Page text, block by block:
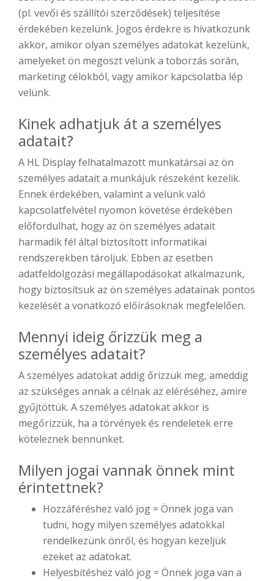
(pl. vevői és szállítói szerződések) teljesítése
érdekében kezelünk. Jogos érdekre is hivatkozunk
akkor, amikor olyan személyes adatokat kezelünk,
amelyeket ön megoszt velünk a toborzás során,
marketing célokból, vagy amikor kapcsolatba lép
velünk.
Kinek adhatjuk át a személyes
adatait?
A HL Display felhatalmazott munkatársai az ön
személyes adatait a munkájuk részeként kezelik.
Ennek érdekében, valamint a velünk való
kapcsolatfelvétel nyomon követése érdekében
előfordulhat, hogy az ön személyes adatait
harmadik fél által biztosított informatikai
rendszerekben tároljuk. Ebben az esetben
adatfeldolgozási megállapodásokat alkalmazunk,
hogy biztosítsuk az ön személyes adatainak pontos
kezelését a vonatkozó előírásoknak megfelelően.
Mennyi ideig őrizzük meg a
személyes adatait?
A személyes adatokat addig őrizzük meg, ameddig
az szükséges annak a célnak az eléréséhez, amire
gyűjtöttük. A személyes adatokat akkor is
megőrizzük, ha a törvények és rendeletek erre
köteleznek bennünket.
Milyen jogai vannak önnek mint
érintettnek?
Hozzáféréshez való jog = Önnek joga van
tudni, hogy milyen személyes adatokkal
rendelkezünk önről, és hogyan kezeljük
ezeket az adatokat.
Helyesbítéshez való jog = Önnek joga van a